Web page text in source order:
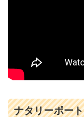
ナタリーポー